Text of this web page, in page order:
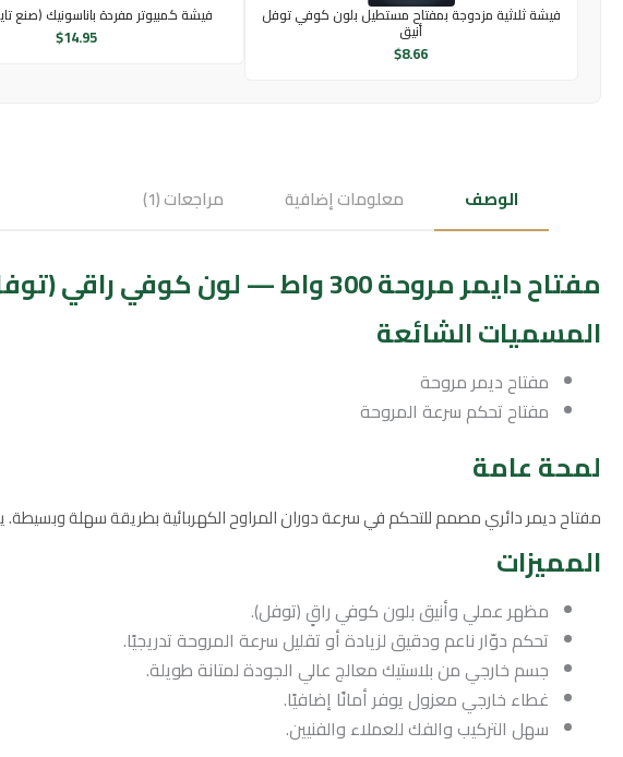
فيشة ثلاثية مزدوجة بمفتاح مستطيل بلون كوفي توفل
أنيق
$8.66
فيشة كمبيوتر مفردة باناسونيك (صنع
$14.95
الوصف معلومات إضافية مراجعات (1)
مفتاح دايمر مروحة 300 واط — لون كوفي راقي (توفل)
المسميات الشائعة
مفتاح ديمر مروحة
مفتاح تحكم سرعة المروحة
لمحة عامة
مفتاح ديمر دائري مصمم للتحكم في سرعة دوران المراوح الكهربائية بطريقة سهلة
المميزات
مظهر عملي وأنيق بلون كوفي راقٍ (توفل).
تحكم دوّار ناعم ودقيق لزيادة أو تقليل سرعة المروحة تدريجيًا.
جسم خارجي من بلاستيك معالج عالي الجودة لمتانة طويلة.
غطاء خارجي معزول يوفر أمانًا إضافيًا.
سهل التركيب والفك للعملاء والفنيين.